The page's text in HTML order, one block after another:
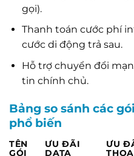
gọi).
Thanh toán cước phí
cước di động trả sau.
Hỗ trợ chuyển đổi
tin chính chủ.
Bảng so sánh các
phổ biến
TÊN
GÓI
ƯU ĐÃI
DATA
ƯU